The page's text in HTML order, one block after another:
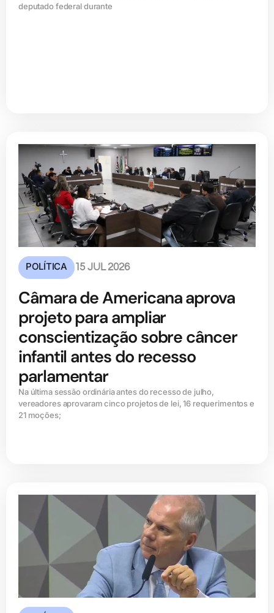
deputado federal durante
POLÍTICA 15 JUL 2026
Câmara de Americana aprova
projeto para ampliar
conscientização sobre câncer
infantil antes do recesso
parlamentar
Na última sessão ordinária antes do recesso de julho,
vereadores aprovaram cinco projetos de lei, 16 requerimentos e
21 moções;